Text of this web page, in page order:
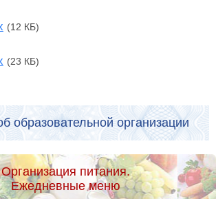
(12 КБ)
(23 КБ)
образовательной организации
Организация питания.
Ежедневные меню